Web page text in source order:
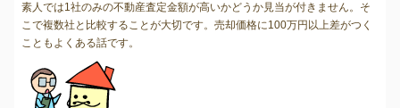
素人では1社のみの不動産査定金額が高いかどうか見当が付きません。そ
こで複数社と比較することが大切です。売却価格に100万円以上差がつく
こともよくある話です。